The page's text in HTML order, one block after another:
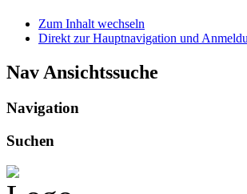
Zum Inhalt wechseln
Direkt zur Hauptnavigation und
Nav Ansichtssuche
Navigation
Suchen